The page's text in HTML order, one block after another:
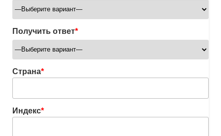
Получить ответ*
Страна*
Индекс*